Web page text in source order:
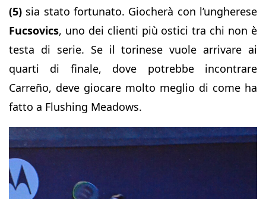
(5) sia stato fortunato. Giocherà con l’ungherese
Fucsovics, uno dei clienti più ostici tra chi non è
testa di serie. Se il torinese vuole arrivare ai
quarti di finale, dove potrebbe incontrare
Carreño, deve giocare molto meglio di come ha
fatto a Flushing Meadows.